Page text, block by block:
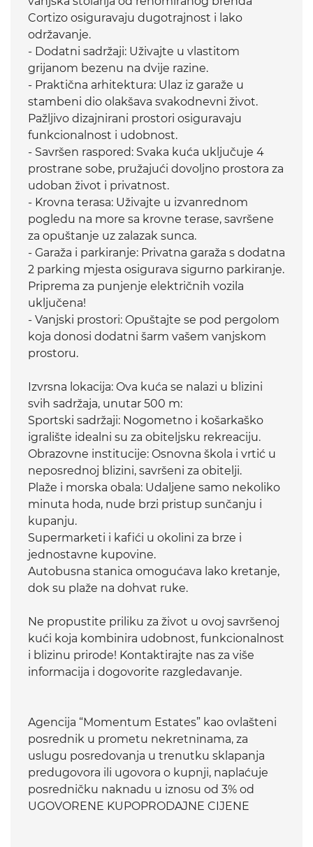
Cortizo osiguravaju dugotrajnost i lako
održavanje.
- Dodatni sadržaji: Uživajte u vlastitom
grijanom bezenu na dvije razine.
- Praktična arhitektura: Ulaz iz garaže u
stambeni dio olakšava svakodnevni život.
Pažljivo dizajnirani prostori osiguravaju
funkcionalnost i udobnost.
- Savršen raspored: Svaka kuća uključuje 4
prostrane sobe, pružajući dovoljno prostora za
udoban život i privatnost.
- Krovna terasa: Uživajte u izvanrednom
pogledu na more sa krovne terase, savršene
za opuštanje uz zalazak sunca.
- Garaža i parkiranje: Privatna garaža s dodatna
2 parking mjesta osigurava sigurno parkiranje.
Priprema za punjenje električnih vozila
uključena!
- Vanjski prostori: Opuštajte se pod pergolom
koja donosi dodatni šarm vašem vanjskom
prostoru.
Izvrsna lokacija: Ova kuća se nalazi u blizini
svih sadržaja, unutar 500 m:
Sportski sadržaji: Nogometno i košarkaško
igralište idealni su za obiteljsku rekreaciju.
Obrazovne institucije: Osnovna škola i vrtić u
neposrednoj blizini, savršeni za obitelji.
Plaže i morska obala: Udaljene samo nekoliko
minuta hoda, nude brzi pristup sunčanju i
kupanju.
Supermarketi i kafići u okolini za brze i
jednostavne kupovine.
Autobusna stanica omogućava lako kretanje,
dok su plaže na dohvat ruke.
Ne propustite priliku za život u ovoj savršenoj
kući koja kombinira udobnost, funkcionalnost
i blizinu prirode! Kontaktirajte nas za više
informacija i dogovorite razgledavanje.
Agencija “Momentum Estates” kao ovlašteni
posrednik u prometu nekretninama, za
uslugu posredovanja u trenutku sklapanja
predugovora ili ugovora o kupnji, naplaćuje
posredničku naknadu u iznosu od 3% od
UGOVORENE KUPOPRODAJNE CIJENE